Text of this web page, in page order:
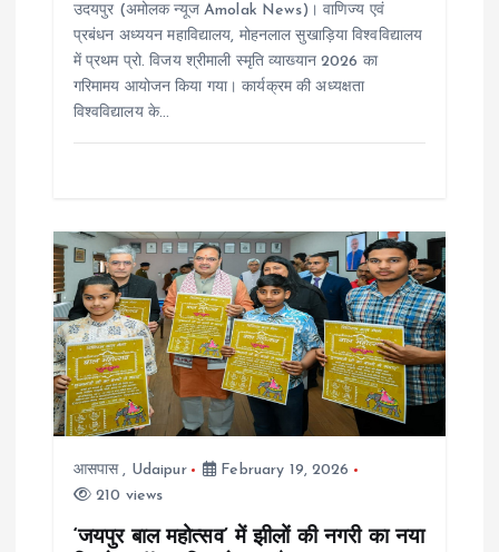
उदयपुर (अमोलक न्यूज Amolak News)। वाणिज्य एवं
प्रबंधन अध्ययन महाविद्यालय, मोहनलाल सुखाड़िया विश्वविद्यालय
में प्रथम प्रो. विजय श्रीमाली स्मृति व्याख्यान 2026 का
गरिमामय आयोजन किया गया। कार्यक्रम की अध्यक्षता
विश्वविद्यालय के…
आसपास, Udaipur
February 19, 2026
210 views
‘जयपुर बाल महोत्सव’ में झीलों की नगरी का नया